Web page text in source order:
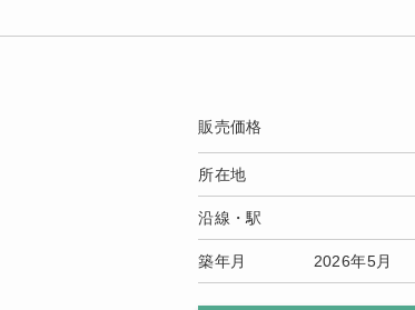
販売価格
所在地
沿線・駅
築年月 2026年5月